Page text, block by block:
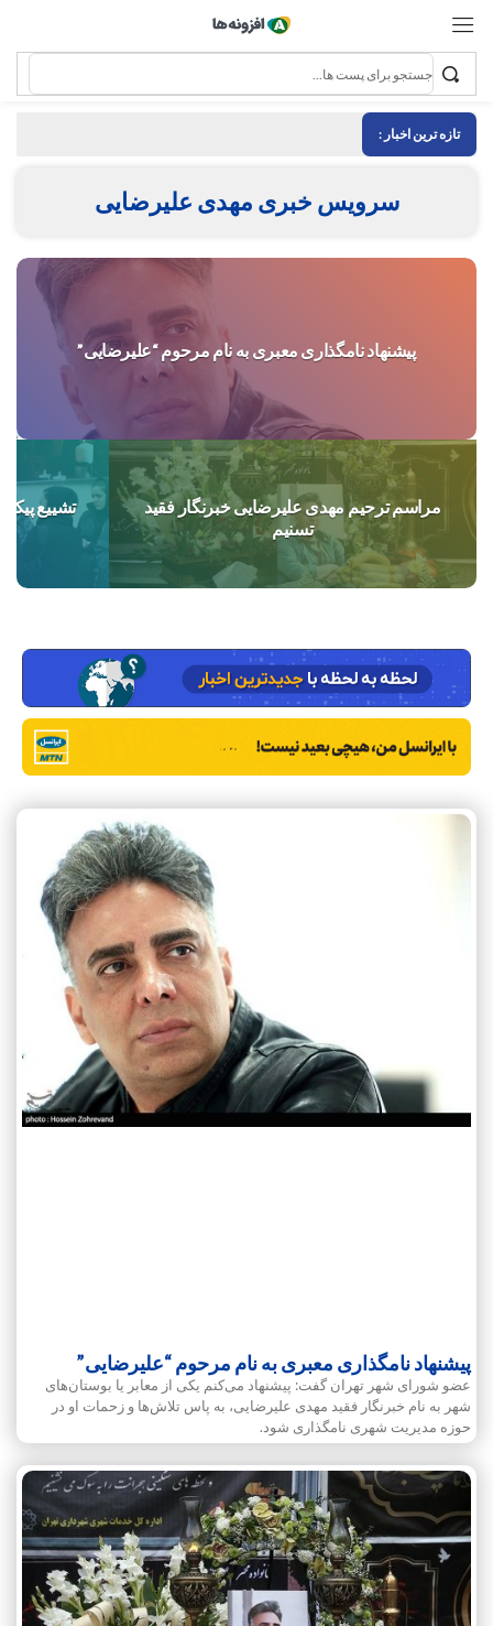
تازه ترین اخبار :
سرویس خبری مهدی علیرضایی
پیشنهاد نامگذاری معبری به نام مرحوم “علیرضایی”
مراسم ترحیم مهدی علیرضایی خبرنگار فقید
تسنیم
تشییع
پیشنهاد نامگذاری معبری به نام مرحوم “علیرضایی”
عضو شورای شهر تهران گفت: پیشنهاد می‌کنم یکی از معابر یا بوستان‌های
شهر به نام خبرنگار فقید مهدی علیرضایی، به پاس تلاش‌ها و زحمات او در
حوزه مدیریت شهری نامگذاری شود.